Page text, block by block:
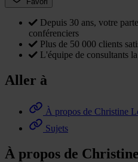
Depuis 30 ans, votre
conférenciers
Plus de 50 000 clients
L'équipe de consultants
Aller à
À propos de Christine
Sujets
À propos de